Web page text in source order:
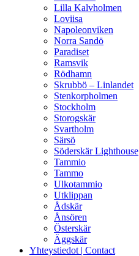
Lilla Kalvholmen
Loviisa
Napoleonviken
Norra Sandö
Paradiset
Ramsvik
Rödhamn
Skrubbö – Linlandet
Stenkorpholmen
Stockholm
Storogskär
Svartholm
Särsö
Söderskär Lighthouse
Tammio
Tammo
Ulkotammio
Utklippan
Ådskär
Ånsören
Österskär
Äggskär
Yhteystiedot | Contact